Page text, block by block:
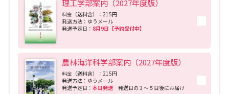
理工学部案内（2027年度版）
料金（送料含）：215円
発送方法：ゆうメール
発送予定日： 8月9日【予約受付中】
農林海洋科学部案内（2027年度版）
料金（送料含）：215円
発送方法：ゆうメール
発送予定日： 本日発送 発送日の３～５日後にお届け